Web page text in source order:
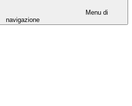
Menu di
navigazione